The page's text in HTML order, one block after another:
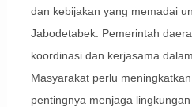
dan kebijakan yang memadai
Jabodetabek. Pemerintah
koordinasi dan kerjasama
Masyarakat perlu
pentingnya menjaga